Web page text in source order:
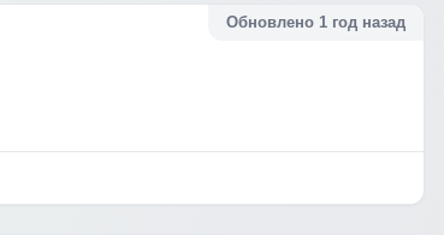
Обновлено 1 год назад